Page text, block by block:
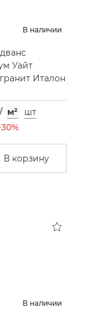
В наличии
Уайт
Италон
/ м²
шт
В корзину
В наличии